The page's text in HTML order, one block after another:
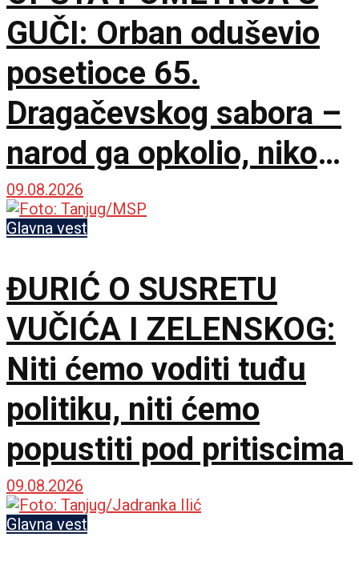
GUČI: Orban oduševio
posetioce 65.
Dragačevskog sabora –
narod ga opkolio, niko
ne veruje koliko je
opušten
09.08.2026
Glavna vest
ĐURIĆ O SUSRETU
VUČIĆA I ZELENSKOG:
Niti ćemo voditi tuđu
politiku, niti ćemo
popustiti pod pritiscima
09.08.2026
Glavna vest